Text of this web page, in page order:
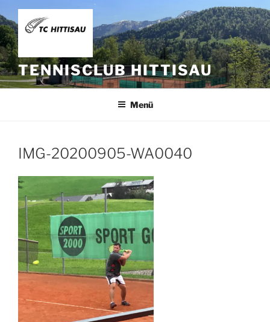
Zum
Inhalt
springen
TENNISCLUB HITTISAU
Menü
IMG-20200905-WA0040